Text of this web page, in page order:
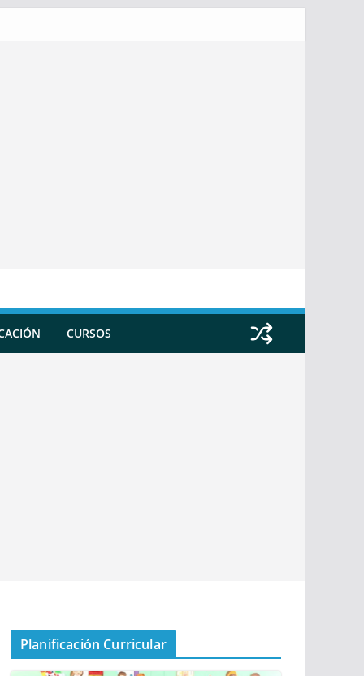
CURSOS
Planificación Curricular